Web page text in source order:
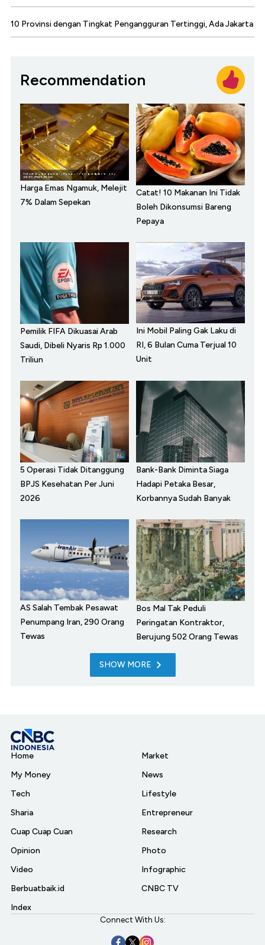
10 Provinsi dengan Tingkat Pengangguran Tertinggi, Ada Jakarta
Recommendation
Harga Emas Ngamuk, Melejit
7% Dalam Sepekan
Catat! 10 Makanan Ini Tidak
Boleh Dikonsumsi Bareng
Pepaya
Pemilik FIFA Dikuasai Arab
Saudi, Dibeli Nyaris Rp 1.000
Triliun
Ini Mobil Paling Gak Laku di
RI, 6 Bulan Cuma Terjual 10
Unit
5 Operasi Tidak Ditanggung
BPJS Kesehatan Per Juni
2026
Bank-Bank Diminta Siaga
Hadapi Petaka Besar,
Korbannya Sudah Banyak
AS Salah Tembak Pesawat
Penumpang Iran, 290 Orang
Tewas
Bos Mal Tak Peduli
Peringatan Kontraktor,
Berujung 502 Orang Tewas
SHOW MORE
Home
My Money
Tech
Sharia
Cuap Cuap Cuan
Opinion
Video
Berbuatbaik.id
Index
Market
News
Lifestyle
Entrepreneur
Research
Photo
Infographic
CNBC TV
Connect With Us: